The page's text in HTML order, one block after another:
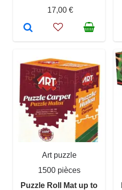
17,00 €
Art puzzle
1500 pièces
Puzzle Roll Mat up to